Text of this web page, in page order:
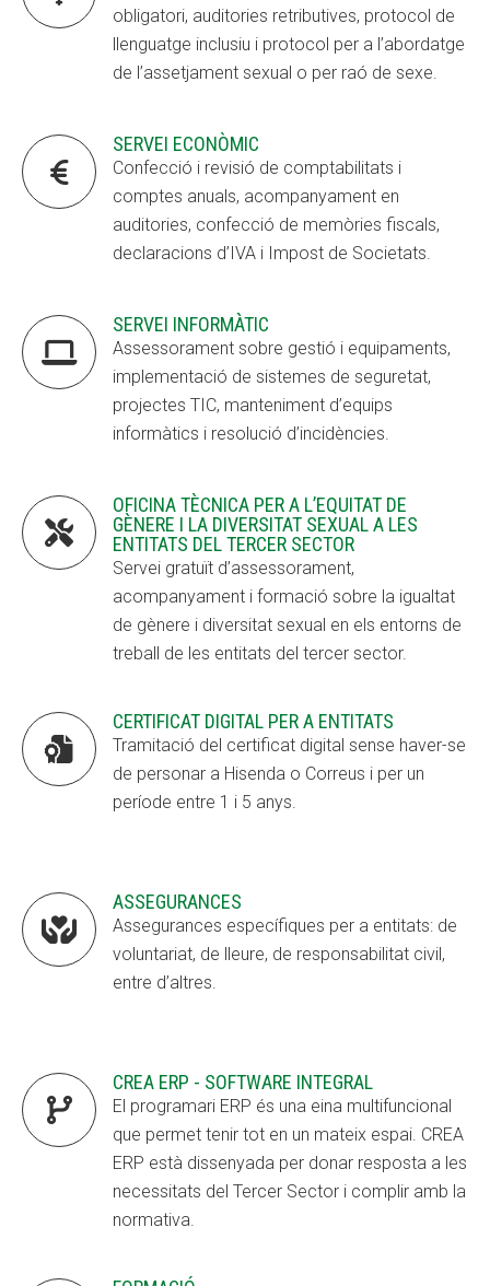
obligatori, auditories retributives, protocol de
llenguatge inclusiu i protocol per a l’abordatge
de l’assetjament sexual o per raó de sexe.

SERVEI ECONÒMIC
Confecció i revisió de comptabilitats i
comptes anuals, acompanyament en
auditories, confecció de memòries fiscals,
declaracions d’IVA i Impost de Societats.

SERVEI INFORMÀTIC
Assessorament sobre gestió i equipaments,
implementació de sistemes de seguretat,
projectes TIC, manteniment d’equips
informàtics i resolució d’incidències.

OFICINA TÈCNICA PER A L’EQUITAT DE
GÈNERE I LA DIVERSITAT SEXUAL A LES
ENTITATS DEL TERCER SECTOR
Servei gratuït d’assessorament,
acompanyament i formació sobre la igualtat
de gènere i diversitat sexual en els entorns de
treball de les entitats del tercer sector.

CERTIFICAT DIGITAL PER A ENTITATS
Tramitació del certificat digital sense haver-se
de personar a Hisenda o Correus i per un
període entre 1 i 5 anys.

ASSEGURANCES
Assegurances específiques per a entitats: de
voluntariat, de lleure, de responsabilitat civil,
entre d’altres.

CREA ERP - SOFTWARE INTEGRAL
El programari ERP és una eina multifuncional
que permet tenir tot en un mateix espai. CREA
ERP està dissenyada per donar resposta a les
necessitats del Tercer Sector i complir amb la
normativa.
Els comptes clars
Memòria d'activitats
ACTUALITAT
Fundesplai als mitjans
Xarxes socials
COL·LABORA
Fes voluntariat
Fes un donatiu
Treballa amb nosaltres
Els comptes clars
Memòria d'activitats
ACTUALITAT
Fundesplai als mitjans
Xarxes socials
COL·LABORA
Fes voluntariat
Fes un donatiu
Treballa amb nosaltres